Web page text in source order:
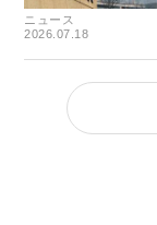
ニュース
2026.07.18